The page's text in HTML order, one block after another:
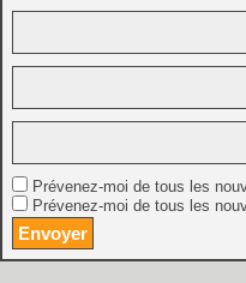
Prévenez-moi de tous les
Prévenez-moi de tous les